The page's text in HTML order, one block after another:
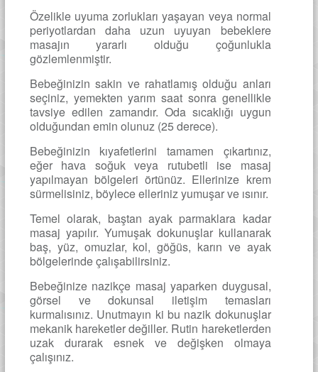
Özelikle uyuma zorlukları yaşayan veya normal
periyotlardan daha uzun uyuyan bebeklere
masajın yararlı olduğu çoğunlukla
gözlemlenmiştir.
Bebeğinizin sakin ve rahatlamış olduğu anları
seçiniz, yemekten yarım saat sonra genellikle
tavsiye edilen zamandır. Oda sıcaklığı uygun
olduğundan emin olunuz (25 derece).
Bebeğinizin kıyafetlerini tamamen çıkartınız,
eğer hava soğuk veya rutubetli ise masaj
yapılmayan bölgeleri örtünüz. Ellerinize krem
sürmelisiniz, böylece elleriniz yumuşar ve ısınır.
Temel olarak, baştan ayak parmaklara kadar
masaj yapılır. Yumuşak dokunuşlar kullanarak
baş, yüz, omuzlar, kol, göğüs, karın ve ayak
bölgelerinde çalışabilirsiniz.
Bebeğinize nazikçe masaj yaparken duygusal,
görsel ve dokunsal iletişim temasları
kurmalısınız. Unutmayın ki bu nazik dokunuşlar
mekanik hareketler değiller. Rutin hareketlerden
uzak durarak esnek ve değişken olmaya
çalışınız.